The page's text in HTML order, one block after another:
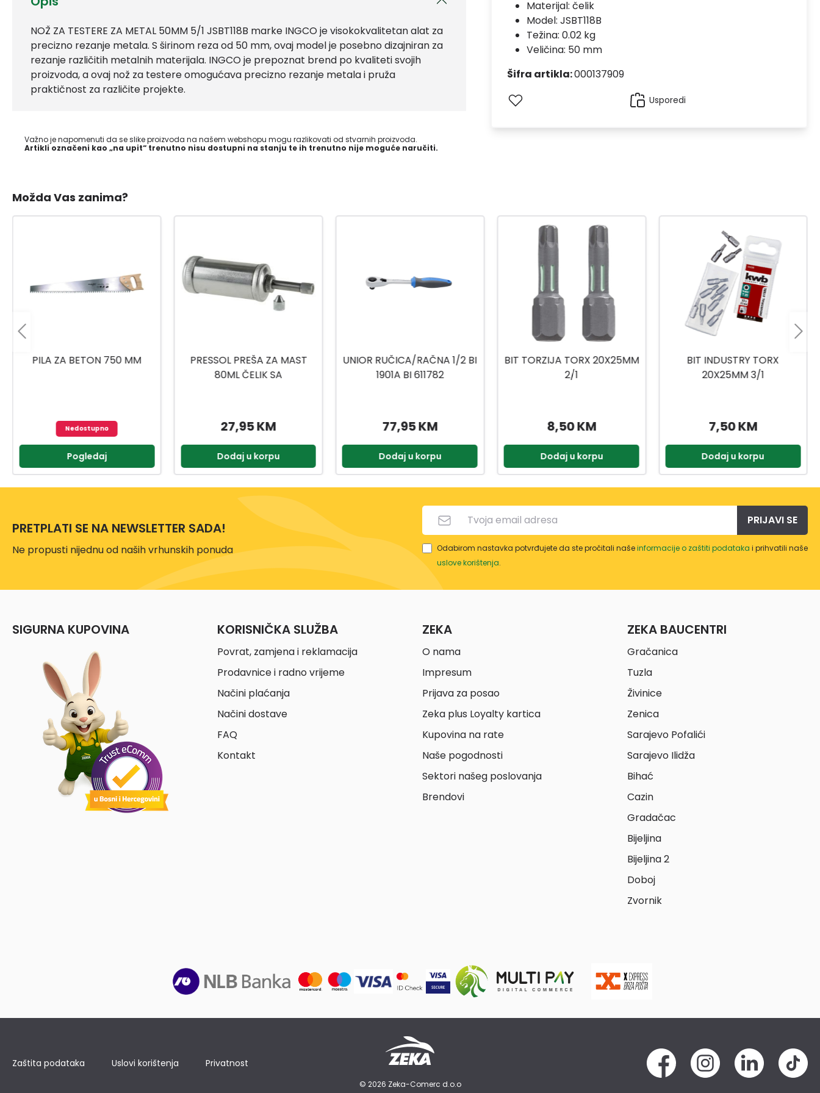
NOŽ ZA TESTERE ZA METAL 50MM 5/1 JSBT118B marke INGCO je visokokvalitetan alat za
precizno rezanje metala. S širinom reza od 50 mm, ovaj model je posebno dizajniran za
rezanje različitih metalnih materijala. INGCO je prepoznat brend po kvaliteti svojih
proizvoda, a ovaj nož za testere omogućava precizno rezanje metala i pruža
praktičnost za različite projekte.
Važno je napomenuti da se slike proizvoda na našem webshopu mogu razlikovati od stvarnih proizvoda.
Artikli označeni kao „na upit“ trenutno nisu dostupni na stanju te ih trenutno nije moguće naručiti.
Materijal: čelik
Model: JSBT118B
Težina: 0.02 kg
Veličina: 50 mm
Šifra artikla:000137909
Usporedi
Možda Vas zanima?
PRESSOL PREŠA ZA MAST
27,95 KM
Dodaj u korpu
UNIOR RUČICA/RAČNA 1/2 BI
1901A BI 611782
77,95 KM
Dodaj u korpu
BIT TORZIJA TORX 20X25MM
2/1
8,50 KM
Dodaj u korpu
BIT INDUSTRY TORX
20X25MM 3/1
7,50 KM
Dodaj u korpu
NASADNI KLJUČEVI
1/4,3/8,1/2 216-DJ.
399,90 KM
Dodaj u korpu
PRETPLATI SE NA NEWSLETTER SADA!
Ne propusti nijednu od naših vrhunskih ponuda
PRIJAVI SE
Odabirom nastavka potvrđujete da ste pročitali našeinformacije o zaštiti podataka i prihvatili naše
uslove korištenja.
SIGURNA KUPOVINA KORISNIČKA SLUŽBA
Povrat, zamjena i reklamacija
Prodavnice i radno vrijeme
Načini plaćanja
Načini dostave
FAQ
Kontakt
ZEKA
O nama
Impresum
Prijava za posao
Zeka plus Loyalty kartica
Kupovina na rate
Naše pogodnosti
Sektori našeg poslovanja
Brendovi
ZEKA BAUCENTRI
Gračanica
Tuzla
Živinice
Zenica
Sarajevo Pofalići
Sarajevo Ilidža
Bihać
Cazin
Gradačac
Bijeljina
Bijeljina 2
Doboj
Zvornik
Zaštita podataka Uslovi korištenja Privatnost
© 2026 Zeka-Comerc d.o.o